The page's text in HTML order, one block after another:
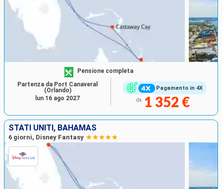
Pagamento in 4X
Pensione completa
da 1 352 €
Partenza da Port Canaveral
(Orlando)
lun 16 ago 2027
STATI UNITI, BAHAMAS
6 giorni, Disney Fantasy